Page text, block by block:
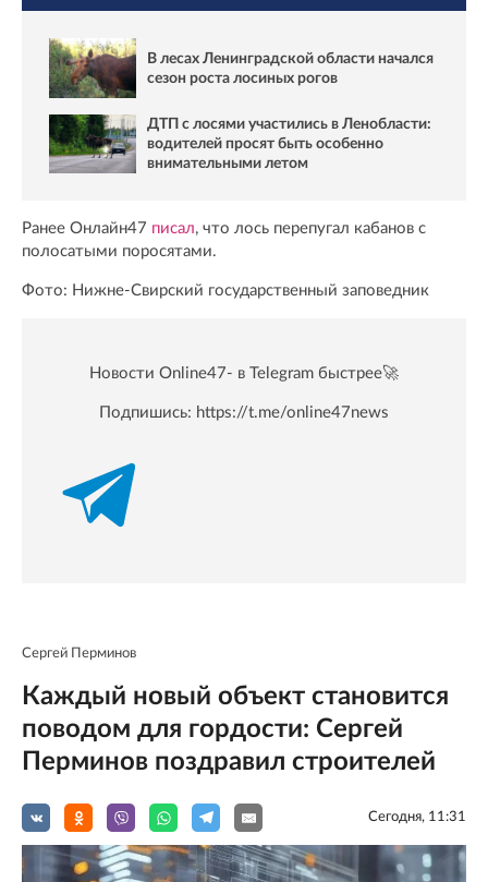
В лесах Ленинградской области начался
сезон роста лосиных рогов
ДТП с лосями участились в Ленобласти:
водителей просят быть особенно
внимательными летом
Ранее Онлайн47 писал, что лось перепугал кабанов с
полосатыми поросятами.
Фото: Нижне-Свирский государственный заповедник
Новости Online47- в Telegram быстрее🚀
Подпишись: https://t.me/online47news
Сергей Перминов
Каждый новый объект становится
поводом для гордости: Сергей
Перминов поздравил строителей
Сегодня, 11:31